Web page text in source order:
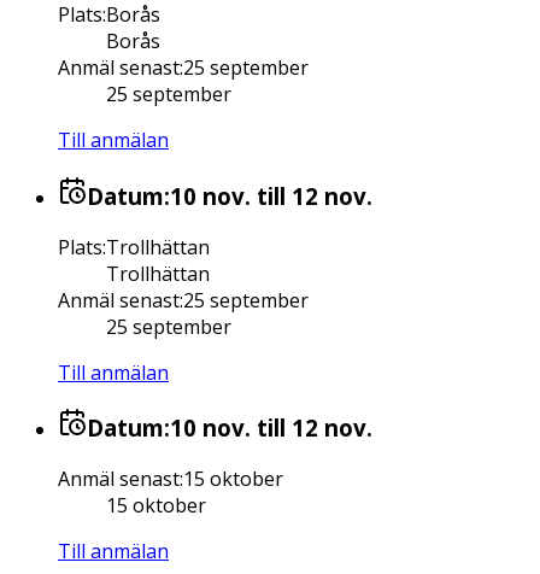
Plats:Borås
Borås
Anmäl senast:25 september
25 september
Till anmälan
Datum:10 nov. till 12 nov.
Plats:Trollhättan
Trollhättan
Anmäl senast:25 september
25 september
Till anmälan
Datum:10 nov. till 12 nov.
Anmäl senast:15 oktober
15 oktober
Till anmälan